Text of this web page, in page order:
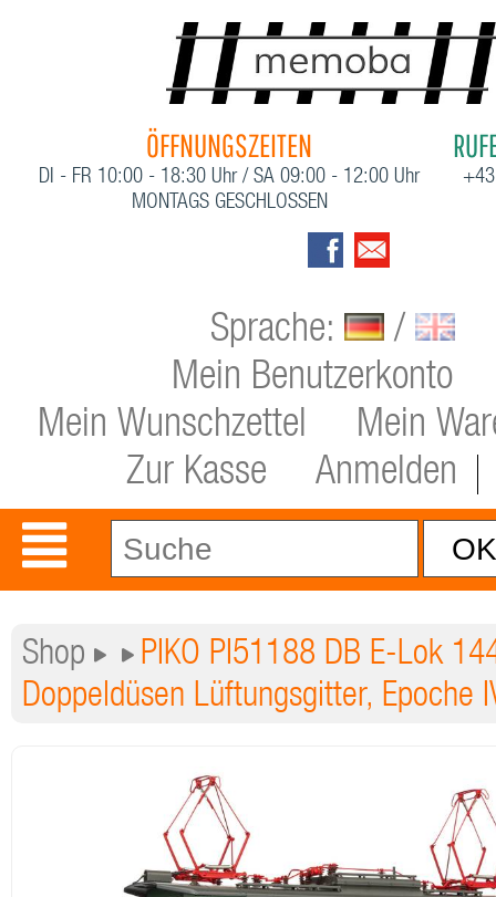
ÖFFNUNGSZEITEN
DI - FR 10:00 - 18:30 Uhr / SA 09:00 - 12:00 Uhr
MONTAGS GESCHLOSSEN
Sprache:
/
Mein Benutzerkonto
Mein Wunschzettel
Mein
Zur Kasse
Anmelden
Shop
PIKO PI51188 DB E-Lok
Doppeldüsen Lüftungsgitter, Epoche